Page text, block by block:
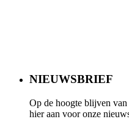
NIEUWSBRIEF
Op de hoogte blijven
hier aan voor onze